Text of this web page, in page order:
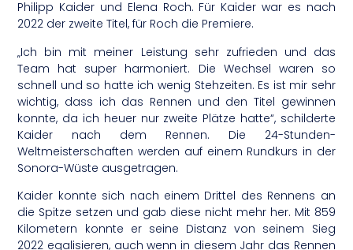
Philipp Kaider und Elena Roch. Für Kaider war es nach
2022 der zweite Titel, für Roch die Premiere.
„Ich bin mit meiner Leistung sehr zufrieden und das
Team hat super harmoniert. Die Wechsel waren so
schnell und so hatte ich wenig Stehzeiten. Es ist mir sehr
wichtig, dass ich das Rennen und den Titel gewinnen
konnte, da ich heuer nur zweite Plätze hatte“, schilderte
Kaider nach dem Rennen. Die 24-Stunden-
Weltmeisterschaften werden auf einem Rundkurs in der
Sonora-Wüste ausgetragen.
Kaider konnte sich nach einem Drittel des Rennens an
die Spitze setzen und gab diese nicht mehr her. Mit 859
Kilometern konnte er seine Distanz von seinem Sieg
2022 egalisieren, auch wenn in diesem Jahr das Rennen